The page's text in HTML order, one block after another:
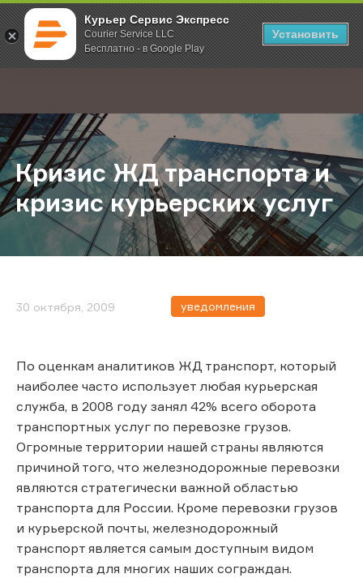
Курьер Сервис Экспресс
Courier Service LLC
Бесплатно - в Google Play
Установить
; Главная О компании Новости Кризис ЖД транспорта и кризис
Кризис ЖД транспорта и
кризис курьерских услуг
30 октября, 2009 уведомления
По оценкам аналитиков ЖД транспорт, который
наиболее часто использует любая курьерская
служба, в 2008 году занял 42% всего оборота
транспортных услуг по перевозке грузов.
Огромные территории нашей страны являются
причиной того, что железнодорожные перевозки
являются стратегически важной областью
транспорта для России. Кроме перевозки грузов
и курьерской почты, железнодорожный
транспорт является самым доступным видом
транспорта для многих наших сограждан.